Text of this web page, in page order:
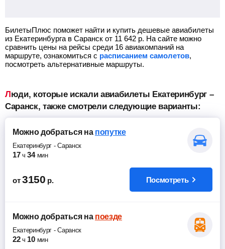
БилетыПлюс поможет найти и купить дешевые авиабилеты
из Екатеринбурга в Саранск от 11 642 р. На сайте можно
сравнить цены на рейсы среди 16 авиакомпаний на
маршруте, ознакомиться с расписанием самолетов,
посмотреть альтернативные маршруты.
Люди, которые искали авиабилеты Екатеринбург –
Саранск, также смотрели следующие варианты:
Можно добратьсяна попутке
Екатеринбург -Саранск
17 ч 34 мин
от 3150 р. Посмотреть
Можно добратьсяна поезде
Екатеринбург -Саранск
22 ч 10 мин